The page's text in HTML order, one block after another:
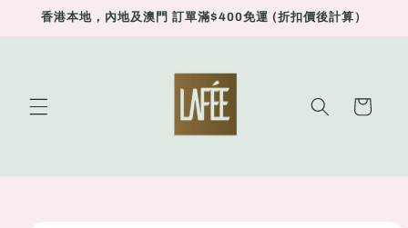
Skip to
香港本地，內地及澳門 訂單滿$400免運 (折扣價後計算）
Cart